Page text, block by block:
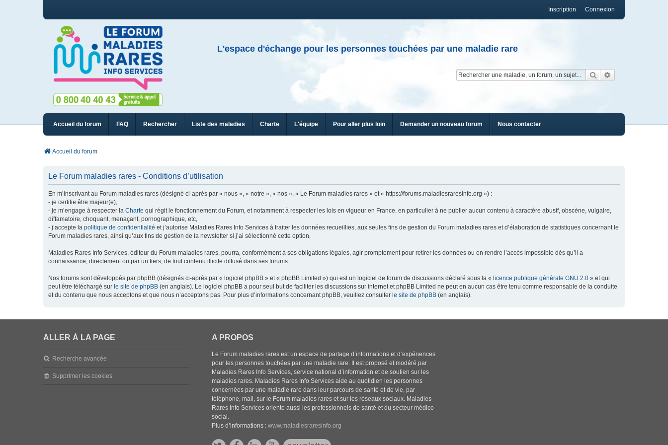
Connexion
Inscription
L'espace d'échange pour les personnes touchées par une maladie rare
Rechercher
Accueil du forum FAQ Rechercher Liste des maladies Charte L'équipe Pour aller plus loin Demander un nouveau forum Nous contacter
Accueil du forum
Le Forum maladies rares - Conditions d’utilisation
En m’inscrivant au Forum maladies rares (désigné ci-après par « nous », « notre », « nos », « Le Forum maladies rares » et « https://forums.maladiesraresinfo.org ») :
- je certifie être majeur(e),
- je m’engage à respecter la Charte qui régit le fonctionnement du Forum, et notamment à respecter les lois en vigueur en France, en particulier à ne publier aucun contenu à caractère abusif, obscène, vulgaire,
diffamatoire, choquant, menaçant, pornographique, etc,
- j’accepte la politique de confidentialité et j’autorise Maladies Rares Info Services à traiter les données recueillies, aux seules fins de gestion du Forum maladies rares et d’élaboration de statistiques concernant le
Forum maladies rares, ainsi qu’aux fins de gestion de la newsletter si j’ai sélectionné cette option,
Maladies Rares Info Services, éditeur du Forum maladies rares, pourra, conformément à ses obligations légales, agir promptement pour retirer les données ou en rendre l’accès impossible dès qu’il a
connaissance, directement ou par un tiers, de tout contenu illicite diffusé dans ses forums.
Nos forums sont développés par phpBB (désignés ci-après par « logiciel phpBB » et « phpBB Limited ») qui est un logiciel de forum de discussions déclaré sous la « licence publique générale GNU 2.0 » et qui
peut être téléchargé sur le site de phpBB (en anglais). Le logiciel phpBB a pour seul but de faciliter les discussions sur internet et phpBB Limited ne peut en aucun cas être tenu comme responsable de la conduite
et du contenu que nous acceptons et que nous n’acceptons pas. Pour plus d’informations concernant phpBB, veuillez consulter le site de phpBB (en anglais).
ALLER À LA PAGE
Recherche avancée
Supprimer les cookies
A PROPOS
Le Forum maladies rares est un espace de partage d’informations et d’expériences
pour les personnes touchées par une maladie rare. Il est proposé et modéré par
Maladies Rares Info Services, service national d’information et de soutien sur les
maladies rares. Maladies Rares Info Services aide au quotidien les personnes
concernées par une maladie rare dans leur parcours de santé et de vie, par
téléphone, mail, sur le Forum maladies rares et sur les réseaux sociaux. Maladies
Rares Info Services oriente aussi les professionnels de santé et du secteur médico-
social.
Plus d’informations :www.maladiesraresinfo.org